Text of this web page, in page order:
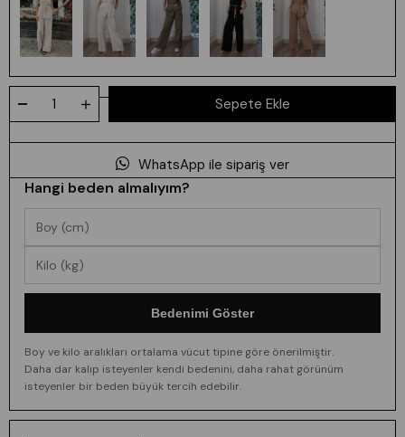
WhatsApp ile sipariş ver
Hangi beden almalıyım?
Bedenimi Göster
Boy ve kilo aralıkları ortalama vücut tipine göre önerilmiştir.
Daha dar kalıp isteyenler kendi bedenini, daha rahat görünüm
isteyenler bir beden büyük tercih edebilir.